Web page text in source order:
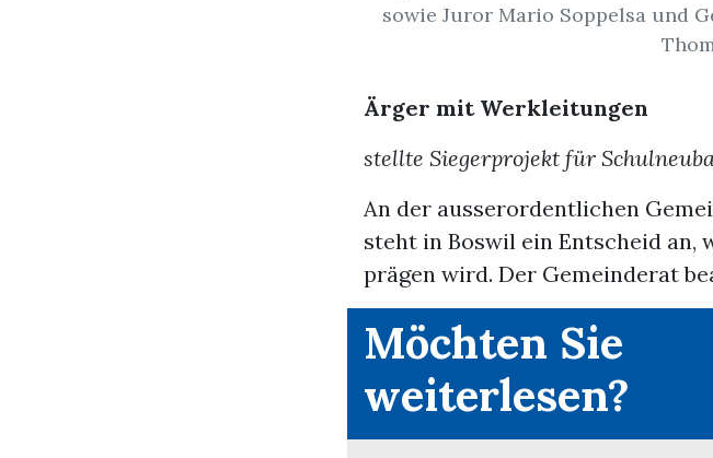
sowie Juror Mario Soppelsa und
Ärger mit Werkleitungen
stellte Siegerprojekt für
An der ausserordentlichen
steht in Boswil ein Entscheid an,
prägen wird. Der Gemeinderat
Möchten Sie
weiterlesen?